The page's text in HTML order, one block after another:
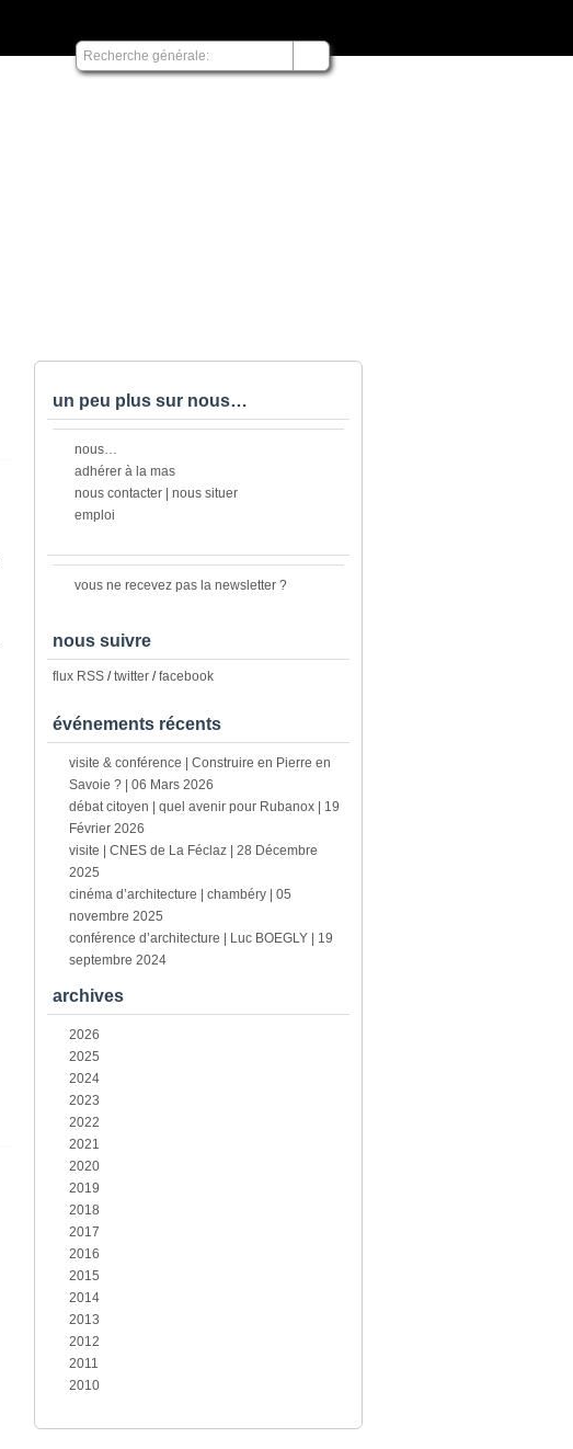
un peu plus sur nous…
nous…
adhérer à la mas
nous contacter | nous situer
emploi
vous ne recevez pas la newsletter ?
nous suivre
flux RSS /twitter /facebook
événements récents
visite & conférence | Construire en Pierre en
Savoie ? | 06 Mars 2026
débat citoyen | quel avenir pour Rubanox | 19
Février 2026
visite | CNES de La Féclaz | 28 Décembre
2025
cinéma d’architecture | chambéry | 05
novembre 2025
conférence d’architecture | Luc BOEGLY | 19
septembre 2024
archives
2026
2025
2024
2023
2022
2021
2020
2019
2018
2017
2016
2015
2014
2013
2012
2011
2010